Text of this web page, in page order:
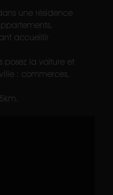
une résidence
accueillir
posez la voiture et
: commerces,